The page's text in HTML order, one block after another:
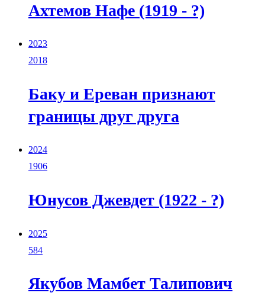
Ахтемов Нафе (1919 - ?)
2023
2018
Баку и Ереван признают
границы друг друга
2024
1906
Юнусов Джевдет (1922 - ?)
2025
584
Якубов Мамбет Талипович